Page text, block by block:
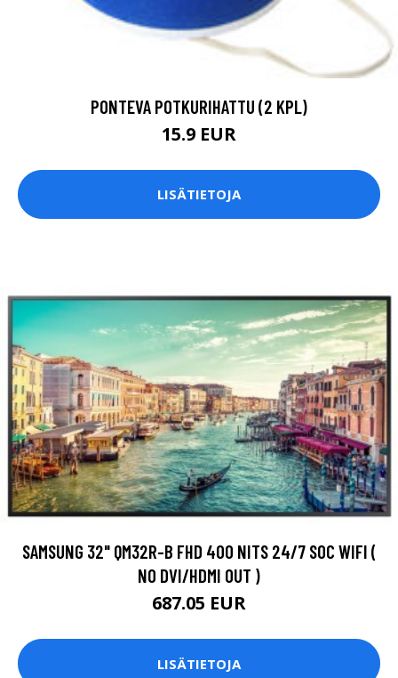
PONTEVA POTKURIHATTU (2 KPL)
15.9 EUR
LISÄTIETOJA
SAMSUNG 32" QM32R-B FHD 400 NITS 24/7 SOC WIFI (
NO DVI/HDMI OUT )
687.05 EUR
LISÄTIETOJA